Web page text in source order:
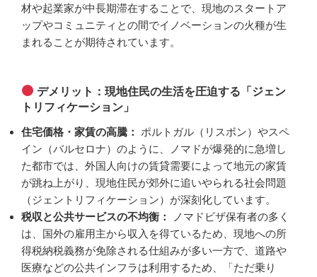
材や起業家が中長期滞在することで、現地のスタートア
ップやコミュニティとの間でイノベーションの火種が生
まれることが期待されています。
デメリット：現地住民の生活を圧迫する「ジェン
トリフィケーション」
住宅価格・家賃の高騰：
ポルトガル（リスボン）やスペ
イン（バルセロナ）のように、ノマドが爆発的に急増し
た都市では、外国人向けの賃貸需要によって地元の家賃
が跳ね上がり、現地住民が郊外に追いやられる社会問題
（ジェントリフィケーション）が深刻化しています。
税収と公共サービスの不均衡：
ノマドビザ保有者の多く
は、国外の雇用主から収入を得ているため、現地への所
得税納税義務が免除される仕組みが多い一方で、道路や
医療などの公共インフラは利用するため、「ただ乗り